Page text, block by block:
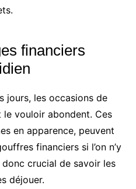
financiers
jours, les occasions de
le vouloir abondent. Ces
en apparence, peuvent
financiers si l’on n’y
crucial de savoir les
déjouer.